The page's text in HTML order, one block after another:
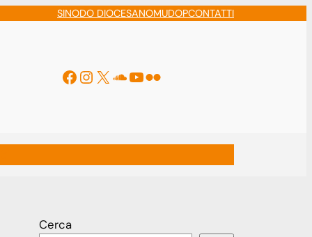
SINODO DIOCESANOMUDOPCONTATTI
Facebook
Instagram
X Soundcloud
YouTube
Flickr
Cerca